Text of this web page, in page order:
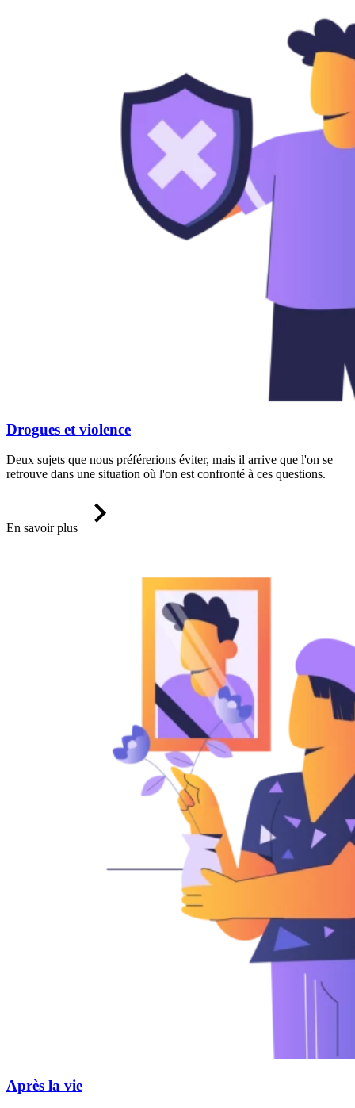
Drogues et violence
Deux sujets que nous préférerions éviter, mais il arrive que l'on se
retrouve dans une situation où l'on est confronté à ces questions.
En savoir plus
Après la vie